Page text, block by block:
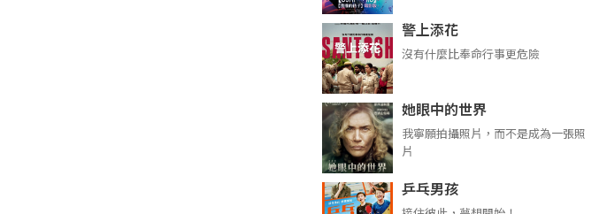
警上添花
沒有什麼比奉命行事更危險
她眼中的世界
我寧願拍攝照片，而不是成為一張照
片
乒乓男孩